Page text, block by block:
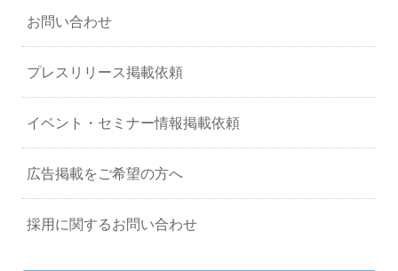
お問い合わせ
プレスリリース掲載依頼
イベント・セミナー情報掲載依頼
広告掲載をご希望の方へ
採用に関するお問い合わせ